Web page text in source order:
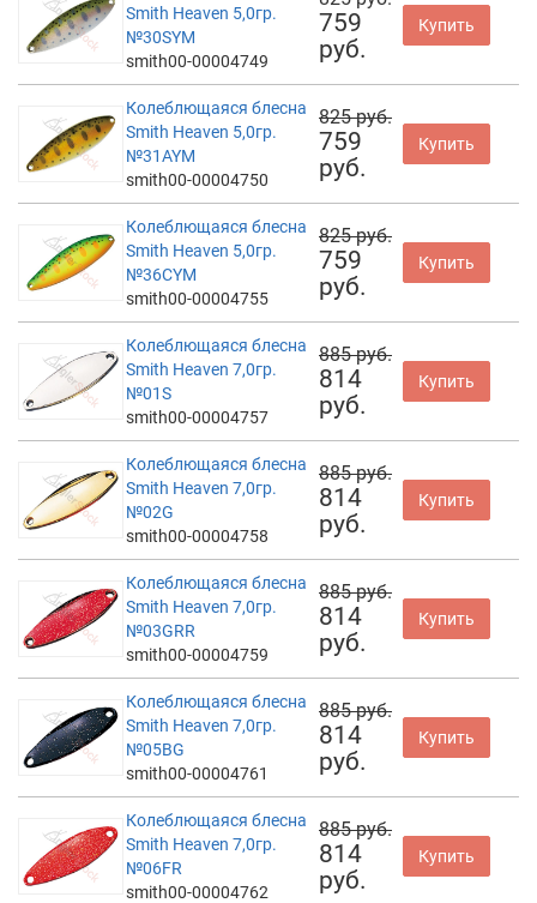
Smith Heaven 5,0гр.
№30SYM
smith00-00004749
759
руб.
Купить
Колеблющаяся блесна
Smith Heaven 5,0гр.
№31AYM
smith00-00004750
825 руб.
759
руб.
Купить
Колеблющаяся блесна
Smith Heaven 5,0гр.
№36CYM
smith00-00004755
825 руб.
759
руб.
Купить
Колеблющаяся блесна
Smith Heaven 7,0гр.
№01S
smith00-00004757
885 руб.
814
руб.
Купить
Колеблющаяся блесна
Smith Heaven 7,0гр.
№02G
smith00-00004758
885 руб.
814
руб.
Купить
Колеблющаяся блесна
Smith Heaven 7,0гр.
№03GRR
smith00-00004759
885 руб.
814
руб.
Купить
Колеблющаяся блесна
Smith Heaven 7,0гр.
№05BG
smith00-00004761
885 руб.
814
руб.
Купить
Колеблющаяся блесна
Smith Heaven 7,0гр.
№06FR
smith00-00004762
885 руб.
814
руб.
Купить